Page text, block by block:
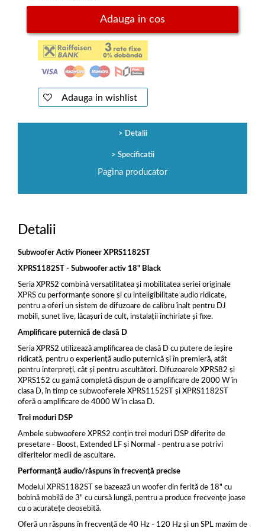
Adauga in cos
Adauga in wishlist
Detalii
Specificatii
Pagina producator
Detalii
Subwoofer Activ Pioneer XPRS1182ST
XPRS1182ST - Subwoofer activ 18" Black
Seria XPRS2 combină versatilitatea și mobilitatea seriei originale
XPRS cu performanțe sonore și cu inteligibilitate audio ridicate,
pentru a oferi un sistem de difuzoare de calibru înalt pentru DJ
mobili, sunet live, lăcașuri de cult, instalații închiriate și fixe.
Amplificare puternică de clasă D
Seria XPRS2 utilizează amplificarea de clasă D cu putere de ieșire
ridicată, pentru o experiență audio puternică și în premieră, atât
pentru interpreți, cât și pentru ascultători. Difuzoarele XPRS82 și
XPRS152 cu gamă completă dispun de o amplificare de 2000 W în
clasa D, în timp ce subwooferele XPRS1152ST și XPRS1182ST
oferă o amplificare de 4000 W în clasa D.
Trei moduri DSP
Ambele subwoofere XPRS2 conțin trei moduri DSP diferite de
presetare - Boost, Extended LF și Normal - pentru a se potrivi
diferitelor medii de ascultare.
Performanță audio/răspuns în frecvență precise
Modelul XPRS1182ST se bazează un woofer din ferită de 18" cu
bobină mobilă de 3" cu cursă lungă, pentru a produce frecvențe joase
cu o acuratețe deosebită.
Oferă un răspuns în frecvență de 40 Hz - 120 Hz și un SPL maxim de